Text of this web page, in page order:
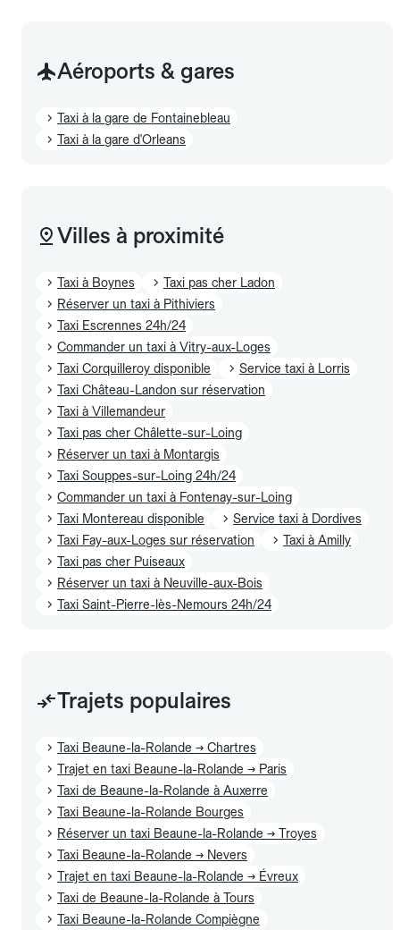
Aéroports & gares
Taxi à la gare de Fontainebleau
Taxi à la gare d'Orleans
Villes à proximité
Taxi à Boynes
Taxi pas cher Ladon
Réserver un taxi à Pithiviers
Taxi Escrennes 24h/24
Commander un taxi à Vitry-aux-Loges
Taxi Corquilleroy disponible
Service taxi à Lorris
Taxi Château-Landon sur réservation
Taxi à Villemandeur
Taxi pas cher Châlette-sur-Loing
Réserver un taxi à Montargis
Taxi Souppes-sur-Loing 24h/24
Commander un taxi à Fontenay-sur-Loing
Taxi Montereau disponible
Service taxi à Dordives
Taxi Fay-aux-Loges sur réservation
Taxi à Amilly
Taxi pas cher Puiseaux
Réserver un taxi à Neuville-aux-Bois
Taxi Saint-Pierre-lès-Nemours 24h/24
Trajets populaires
Taxi Beaune-la-Rolande → Chartres
Trajet en taxi Beaune-la-Rolande → Paris
Taxi de Beaune-la-Rolande à Auxerre
Taxi Beaune-la-Rolande Bourges
Réserver un taxi Beaune-la-Rolande → Troyes
Taxi Beaune-la-Rolande → Nevers
Trajet en taxi Beaune-la-Rolande → Évreux
Taxi de Beaune-la-Rolande à Tours
Taxi Beaune-la-Rolande Compiègne